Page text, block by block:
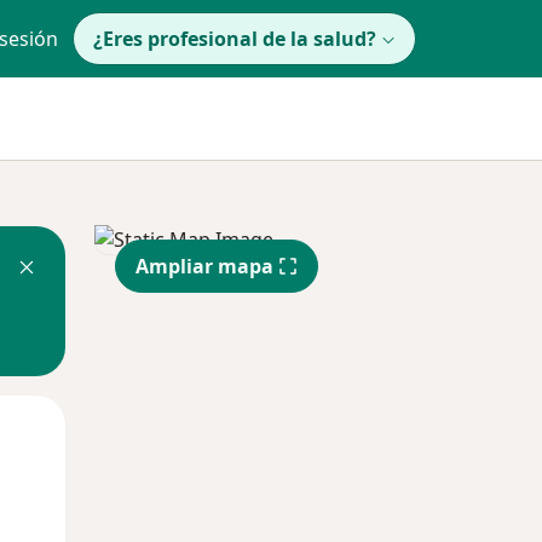
¿Eres profesional de la salud?
Ampliar mapa